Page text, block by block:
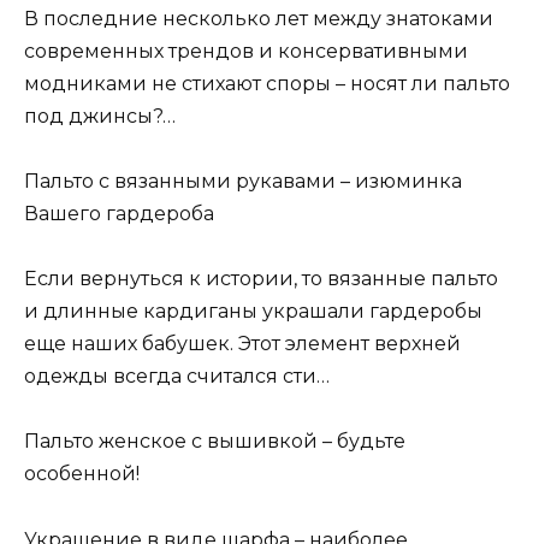
В последние несколько лет между знатоками
современных трендов и консервативными
модниками не стихают споры – носят ли пальто
под джинсы?…
Пальто с вязанными рукавами – изюминка
Вашего гардероба
Если вернуться к истории, то вязанные пальто
и длинные кардиганы украшали гардеробы
еще наших бабушек. Этот элемент верхней
одежды всегда считался сти…
Пальто женское с вышивкой – будьте
особенной!
Украшение в виде шарфа – наиболее